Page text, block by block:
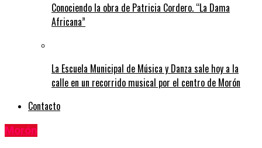
Conociendo la obra de Patricia Cordero. “La Dama
Africana”
La Escuela Municipal de Música y Danza sale hoy a la
calle en un recorrido musical por el centro de Morón
Contacto
Morón